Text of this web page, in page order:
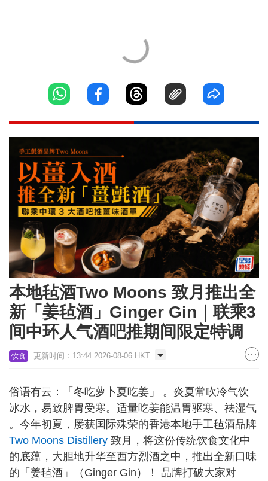
本地毡酒Two Moons 致月推出全
新「姜毡酒」Ginger Gin｜联乘3
间中环人气酒吧推期间限定特调
饮食 更新时间：13:44 2026-08-06 HKT
俗语有云：「冬吃萝卜夏吃姜」 。炎夏常吹冷气饮
冰水，易致脾胃受寒。适量吃姜能温胃驱寒、祛湿气
。今年初夏，屡获国际殊荣的香港本地手工毡酒品牌
Two Moons Distillery 致月，将这份传统饮食文化中
的底蕴，大胆地升华至西方烈酒之中，推出全新口味
的「姜毡酒」（Ginger Gin）！ 品牌打破大家对